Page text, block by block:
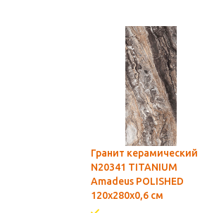
Гранит керамический
N20341 TITANIUM
Amadeus POLISHED
120х280х0,6 см